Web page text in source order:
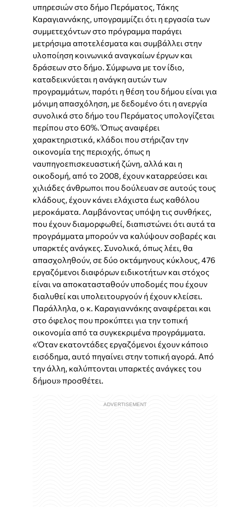
υπηρεσιών στο δήμο Περάματος, Τάκης
Καραγιαννάκης, υπογραμμίζει ότι η εργασία των
συμμετεχόντων στο πρόγραμμα παράγει
μετρήσιμα αποτελέσματα και συμβάλλει στην
υλοποίηση κοινωνικά αναγκαίων έργων και
δράσεων στο δήμο. Σύμφωνα με τον ίδιο,
καταδεικνύεται η ανάγκη αυτών των
προγραμμάτων, παρότι η θέση του δήμου είναι για
μόνιμη απασχόληση, με δεδομένο ότι η ανεργία
συνολικά στο δήμο του Περάματος υπολογίζεται
περίπου στο 60%. Όπως αναφέρει
χαρακτηριστικά, κλάδοι που στήριζαν την
οικονομία της περιοχής, όπως η
ναυπηγοεπισκευαστική ζώνη, αλλά και η
οικοδομή, από το 2008, έχουν καταρρεύσει και
χιλιάδες άνθρωποι που δούλευαν σε αυτούς τους
κλάδους, έχουν κάνει ελάχιστα έως καθόλου
μεροκάματα. Λαμβάνοντας υπόψη τις συνθήκες,
που έχουν διαμορφωθεί, διαπιστώνει ότι αυτά τα
προγράμματα μπορούν να καλύψουν σοβαρές και
υπαρκτές ανάγκες. Συνολικά, όπως λέει, θα
απασχοληθούν, σε δύο οκτάμηνους κύκλους, 476
εργαζόμενοι διαφόρων ειδικοτήτων και στόχος
είναι να αποκατασταθούν υποδομές που έχουν
διαλυθεί και υπολειτουργούν ή έχουν κλείσει.
Παράλληλα, ο κ. Καραγιαννάκης αναφέρεται και
στο όφελος που προκύπτει για την τοπική
οικονομία από τα συγκεκριμένα προγράμματα.
«Όταν εκατοντάδες εργαζόμενοι έχουν κάποιο
εισόδημα, αυτό πηγαίνει στην τοπική αγορά. Από
την άλλη, καλύπτονται υπαρκτές ανάγκες του
δήμου» προσθέτει.